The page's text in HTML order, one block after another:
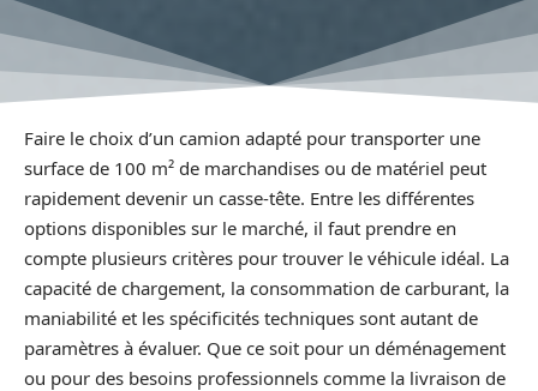
Faire le choix d’un camion adapté pour transporter une
surface de 100 m² de marchandises ou de matériel peut
rapidement devenir un casse-tête. Entre les différentes
options disponibles sur le marché, il faut prendre en
compte plusieurs critères pour trouver le véhicule idéal. La
capacité de chargement, la consommation de carburant, la
maniabilité et les spécificités techniques sont autant de
paramètres à évaluer. Que ce soit pour un déménagement
ou pour des besoins professionnels comme la livraison de